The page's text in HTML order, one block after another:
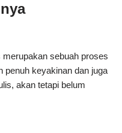
sebuah proses
penuh keyakinan dan juga
akan tetapi belum